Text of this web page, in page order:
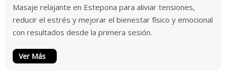
Masaje relajante en Estepona para aliviar tensiones,
reducir el estrés y mejorar el bienestar físico y emocional
con resultados desde la primera sesión.
Ver Más